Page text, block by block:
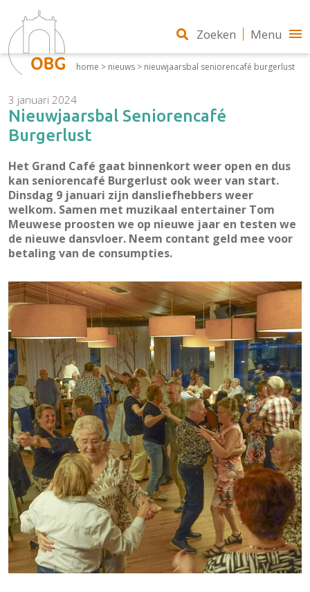
home > nieuws > nieuwjaarsbal seniorencafé burgerlust
3 januari 2024
Nieuwjaarsbal Seniorencafé
Burgerlust
Het Grand Café gaat binnenkort weer open en dus
kan seniorencafé Burgerlust ook weer van start.
Dinsdag 9 januari zijn dansliefhebbers weer
welkom. Samen met muzikaal entertainer Tom
Meuwese proosten we op nieuwe jaar en testen we
de nieuwe dansvloer. Neem contant geld mee voor
betaling van de consumpties.
Zoeken Menu